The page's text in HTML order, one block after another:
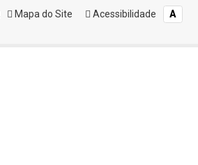
Mapa do Site Acessibilidade
A